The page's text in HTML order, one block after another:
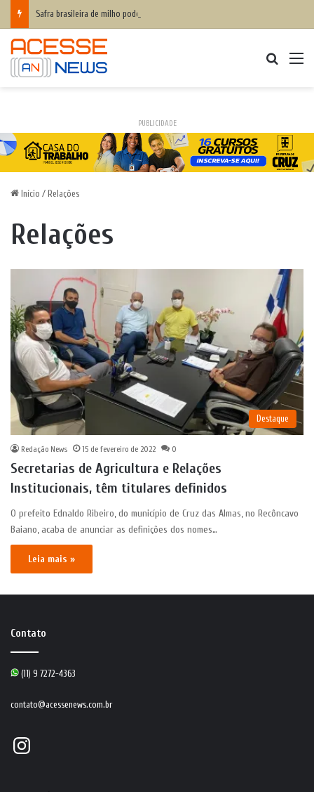
Safra brasileira de milho pode superar 140 milhões de toneladas
PUBLICIDADE
Início / Relações
Relações
Destaque
Redação News 15 de fevereiro de 2022 0
Secretarias de Agricultura e Relações
Institucionais, têm titulares definidos
O prefeito Ednaldo Ribeiro, do município de Cruz das Almas, no Recôncavo
Baiano, acaba de anunciar as definições dos nomes…
Leia mais »
Contato
(11) 9 7272-4363
contato@acessenews.com.br
Instagram